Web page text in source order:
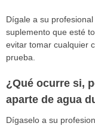
Dígale a su
suplemento que esté
evitar tomar cualquier
prueba.
¿Qué ocurre si,
aparte de agua
Dígaselo a su